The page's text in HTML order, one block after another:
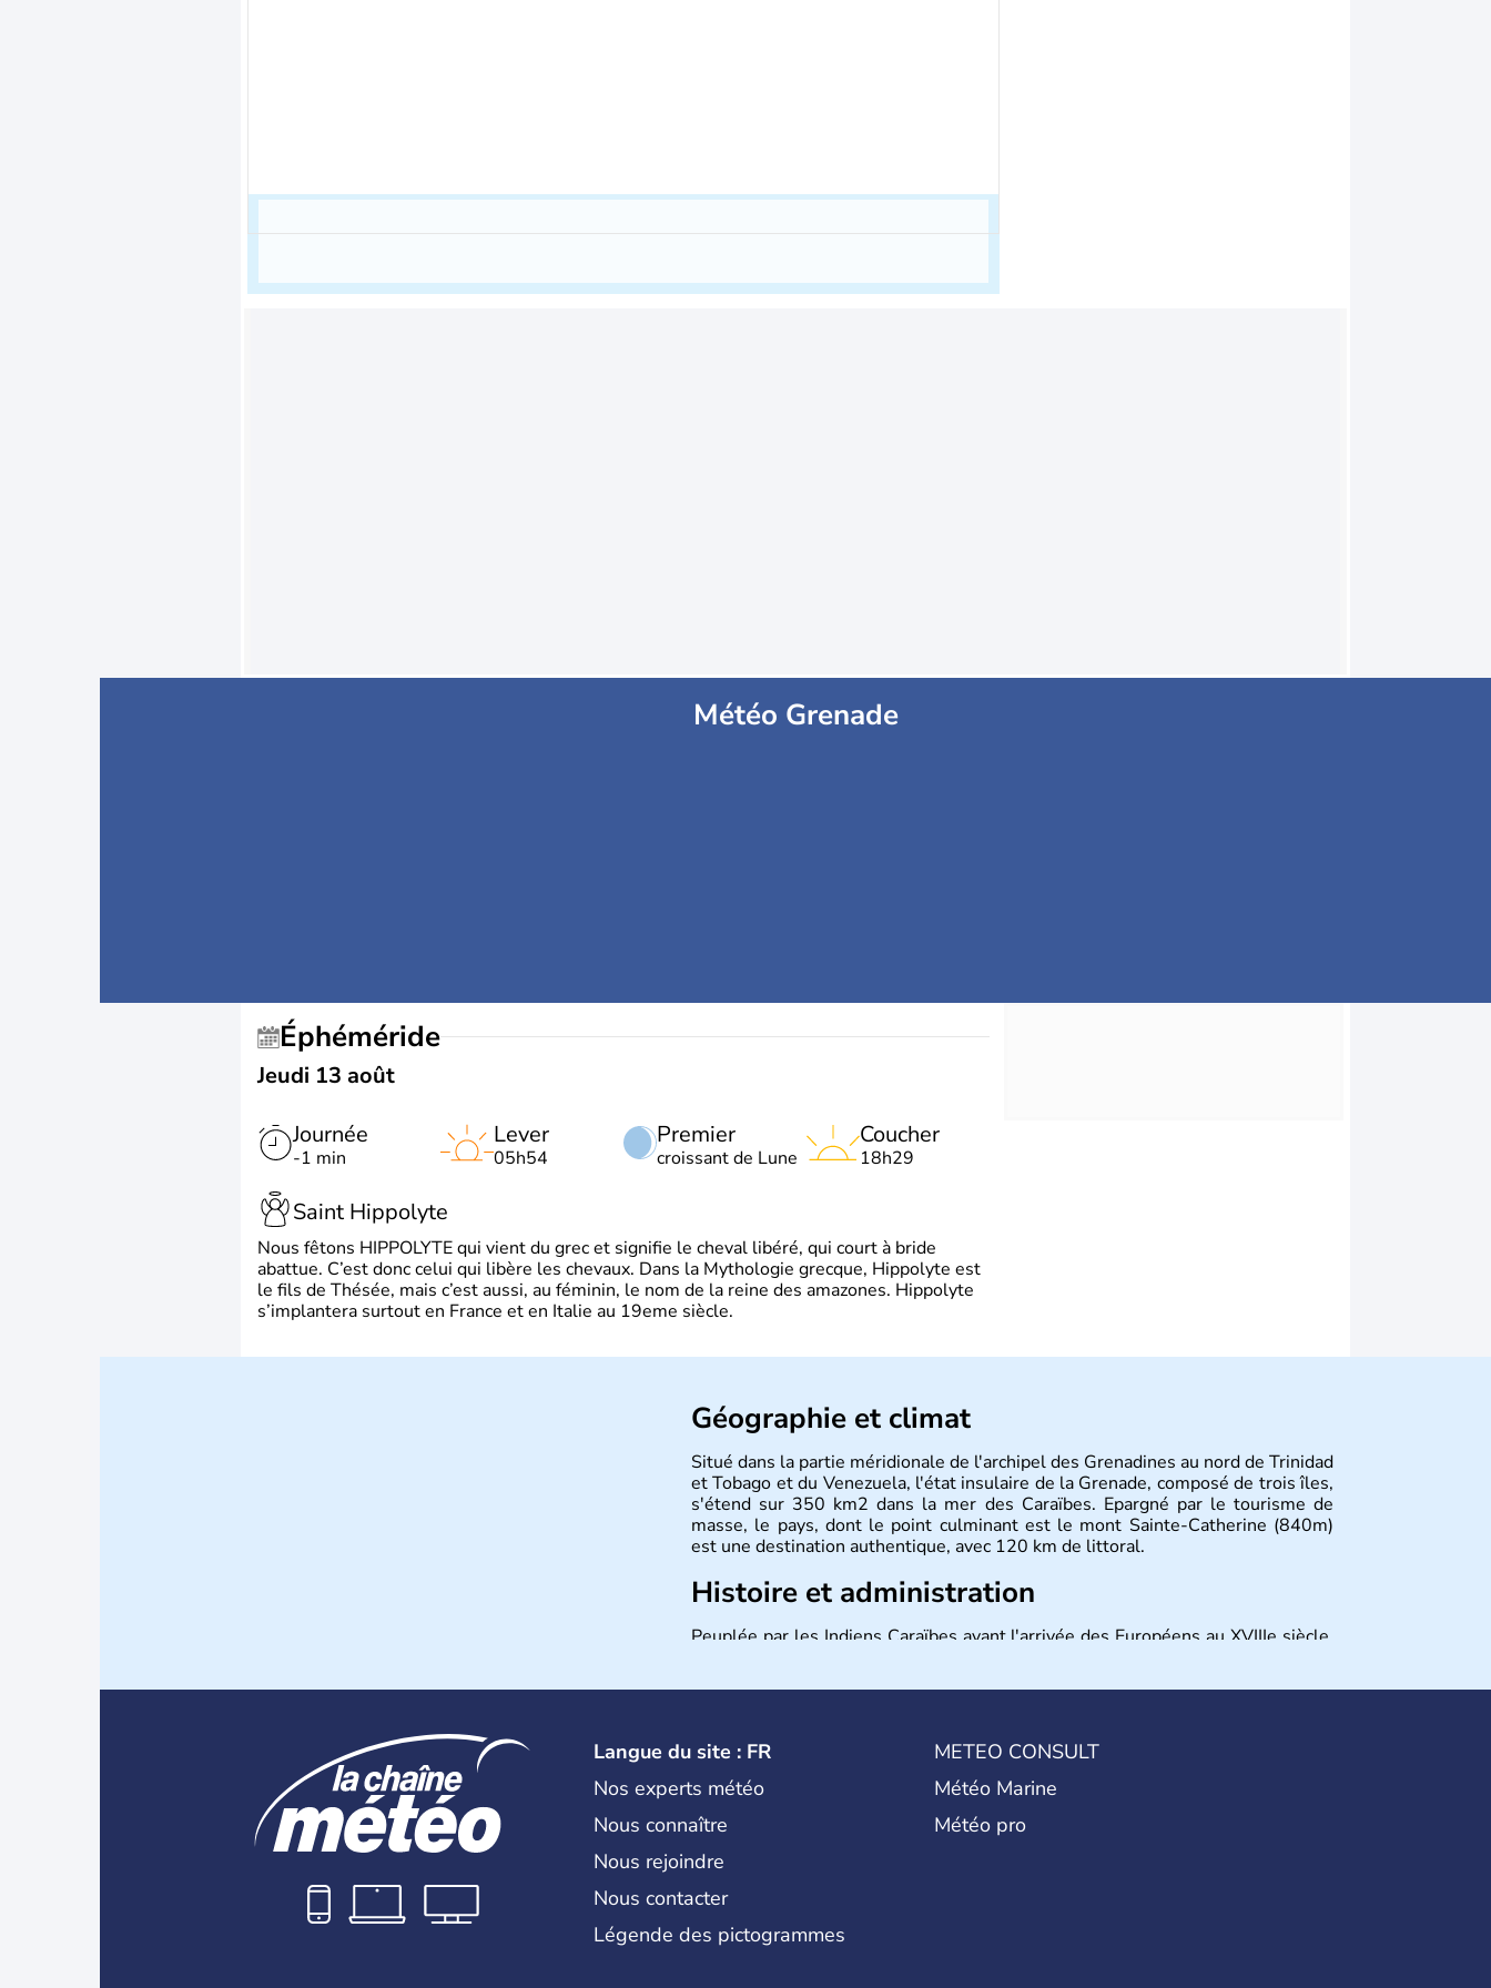
Météo Grenade
Éphéméride
Jeudi 13 août
Journée
-1 min
Premier
croissant de Lune
Lever
05h54
Coucher
18h29
Saint Hippolyte
Nous fêtons HIPPOLYTE qui vient du grec et signifie le cheval libéré, qui court à bride
abattue. C’est donc celui qui libère les chevaux. Dans la Mythologie grecque, Hippolyte est
le fils de Thésée, mais c’est aussi, au féminin, le nom de la reine des amazones. Hippolyte
s’implantera surtout en France et en Italie au 19eme siècle.
Géographie et climat
Situé dans la partie méridionale de l'archipel des Grenadines au nord de Trinidad
et Tobago et du Venezuela, l'état insulaire de la Grenade, composé de trois îles,
s'étend sur 350 km2 dans la mer des Caraïbes. Epargné par le tourisme de
masse, le pays, dont le point culminant est le mont Sainte-Catherine (840m)
est une destination authentique, avec 120 km de littoral.
Histoire et administration
Peuplée par les Indiens Caraïbes avant l'arrivée des Européens au XVIIIe siècle,
Commonwealth, on y parle l'anglais et la monnaie officielle est le dollar de la
Caraïbe orientale.
Langue du site : FR
Nos experts météo
Nous connaître
Nous rejoindre
Nous contacter
Légende des pictogrammes
METEO CONSULT
Météo Marine
Météo pro